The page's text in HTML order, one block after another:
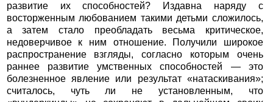
развитие их способностей? Издавна наряду с
восторженным любованием такими детьми сложилось,
а затем стало преобладать весьма критическое,
недоверчивое к ним отношение. Получили широкое
распространение взгляды, согласно которым очень
раннее развитие умственных способностей — это
болезненное явление или результат «натаскивания»;
считалось, чуть ли не установленным, что